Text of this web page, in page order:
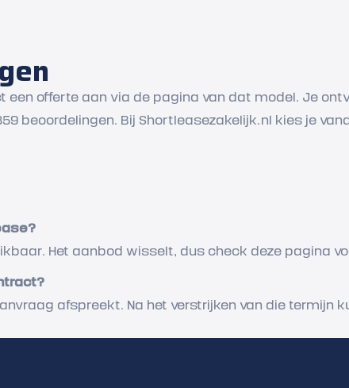
een offerte aan via de pagina van dat model. Je
beoordelingen. Bij Shortleasezakelijk.nl kies je
Het aanbod wisselt, dus check deze pagina
afspreekt. Na het verstrijken van die termijn